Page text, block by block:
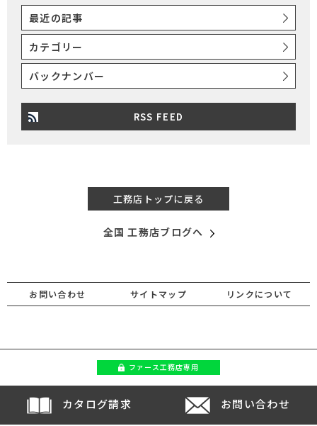
最近の記事
カテゴリー
バックナンバー
RSS FEED
工務店トップに戻る
全国 工務店ブログへ
お問い合わせ サイトマップ リンクについて
ファース工務店専用
カタログ請求 お問い合わせ